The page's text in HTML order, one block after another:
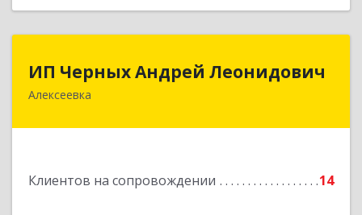
ИП Черных Андрей Леонидович
Алексеевка
Клиентов на сопровождении 14
ИП Черных Андрей Леонидович
309850, Белгородская обл, Алексеевский р-н,